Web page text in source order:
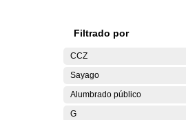
Filtrado por
CCZ
Sayago
Alumbrado público
G